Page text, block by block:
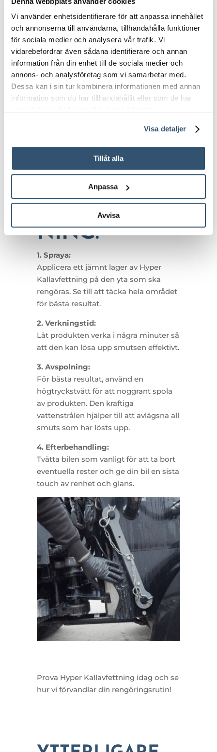
Vi använder enhetsidentifierare för att anpassa innehållet
och annonserna till användarna, tillhandahålla funktioner
för sociala medier och analysera vår trafik. Vi
vidarebefordrar även sådana identifierare och annan
information från din enhet till de sociala medier och
annons- och analysföretag som vi samarbetar med.
Dessa kan i sin tur kombinera informationen med annan
information som du har tillhandahållit eller som de har
Visa detaljer
Tillåt alla
Anpassa
Avvisa
Snabbverkande och effektiv, vilket
sparar tid och ansträngning.
BRUKSANVIS
NING:
1. Spraya:
Applicera ett jämnt lager av Hyper
Kallavfettning på den yta som ska
rengöras. Se till att täcka hela området
för bästa resultat.
2. Verkningstid:
Låt produkten verka i några minuter så
att den kan lösa upp smutsen effektivt.
3. Avspolning:
För bästa resultat, använd en
högtryckstvätt för att noggrant spola
av produkten. Den kraftiga
vattenstrålen hjälper till att avlägsna all
smuts som har lösts upp.
4. Efterbehandling:
Tvätta bilen som vanligt för att ta bort
eventuella rester och ge din bil en sista
touch av renhet och glans.
Prova Hyper Kallavfettning idag och se
hur vi förvandlar din rengöringsrutin!